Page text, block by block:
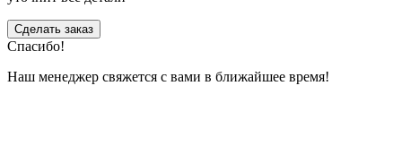
Сделать заказ
Спасибо!
Наш менеджер свяжется с вами в ближайшее время!